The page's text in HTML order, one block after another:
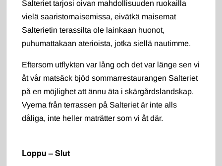
Salteriet tarjosi oivan mahdollisuuden ruokailla
vielä saaristomaisemissa, eivätkä maisemat
Salterietin terassilta ole lainkaan huonot,
puhumattakaan aterioista, jotka siellä nautimme.
Eftersom utflykten var lång och det var länge sen vi
åt vår matsäck bjöd sommarrestaurangen Salteriet
på en möjlighet att ännu äta i skärgårdslandskap.
Vyerna från terrassen på Salteriet är inte alls
dåliga, inte heller maträtter som vi åt där.
Loppu – Slut